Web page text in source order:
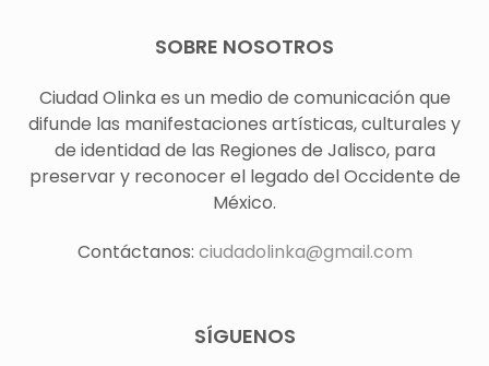
SOBRE NOSOTROS
Ciudad Olinka es un medio de comunicación que
difunde las manifestaciones artísticas, culturales y
de identidad de las Regiones de Jalisco, para
preservar y reconocer el legado del Occidente de
México.
Contáctanos: ciudadolinka@gmail.com
SÍGUENOS